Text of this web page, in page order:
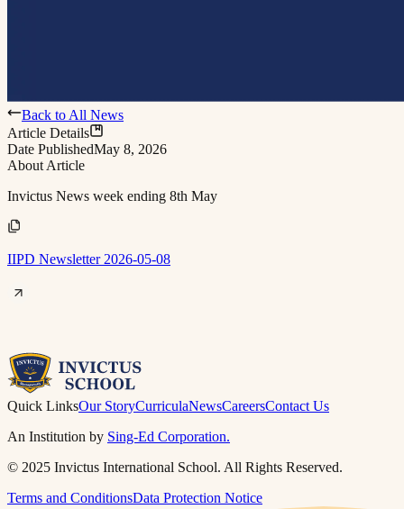
Back to All News
Article Details
Date PublishedMay 8, 2026
About Article
Invictus News week ending 8th May​​​​‌ ‍ ​‍​‍‌‍ ‌ ​‍‌‍‍‌‌‍‌ ‌‍‍‌‌‍ ‍​‍​‍​ ‍‍​‍​‍‌ ​ ‌‍​‌‌‍ ‍‌‍‍‌‌ ‌​‌ ‍‌​‍ ‍‌‍‍‌‌‍ ​‍​‍​‍ ​​‍​‍‌‍‍​‌ ​‍‌‍‌‌‌‍‌‍​‍​‍​ ‍‍​‍​‍​‍ ‌ ​ ‌ ‌​‌ ‌‌‌‍‌​‌‍‍‌‌‍ ​‍ ‌‍‍‌‌‍ ‍‌ ‌​‌‍‌‌‌‍ ‍‌ ‌​​‍ ‌‍‌‌‌‍‌​‌‍‍‌‌ ‌​​‍ ‌‍ ‌‌‍ ‌‍‌​‌‍‌‌​ ‌‌ ​​‌ ​‍‌‍‌‌‌ ​ ‌‍‌‌‌‍ ‍‌ ‌​‌‍​‌‌ ‌​‌‍‍‌‌‍ ‌‍ ‍​ ‍ ‌‍‍‌‌‍‌​​ ‌​ ​‌‌‍​‍​ ‌ ​ ​ ​ ‌​​ ‌‍​ ​​​ ‌​​‍ ‌​ ‌‌​ ‍‌‌‍‌‍​ ‍​​‍ ‌​ ‌​​ ‌‌​ ‍‌​ ‌ ​‍ ‌​ ‍​​ ‌​​ ​‌​ ‌​​‍ ‌‌‍‌‌‌‍‌​‌‍​‍​ ‌ ​ ​ ​ ‍‌‌‍‌‍​ ​‌​ ​‌​ ‌‌​ ‌ ​ ​‍​ ‍ ‌ ‌​‌ ‍‌‌ ​​‌‍‌‌​ ‌‌‍ ‍‌‍‌‌‌ ‌ ‌ ​ ​ ‍ ‌ ​​‌‍​‌‌ ‌​‌‍‍​​ ‌‌‍‌​‌‍‌‌‌ ​ ‌‍​ ‌ ​‍‌‍‍‌‌ ​​‌ ‌​‌‍‍‌‌‍ ‌‍ ‍​ ‌‍​‍‌‍​‌‌ ​ ‌‍‌‌‌‌‌‌‌ ​‍‌‍ ​​ ‌​‍‌‌​ ​‍‌​‌‍‌ ​ ‌ ‌​‌ ‌‌‌‍‌​‌‍‍‌‌‍ ​‍‌‍‌‍‍‌‌‍‌​​ ‌​ ​‌‌‍​‍​ ‌ ​ ​ ​ ‌​​ ‌‍​ ​​​ ‌​​‍ ‌​ ‌‌​ ‍‌‌‍‌‍​ ‍​​‍ ‌​ ‌​​ ‌‌​ ‍‌​ ‌ ​‍ ‌​ ‍​​ ‌​​ ​‌​ ‌​​‍ ‌‌‍‌‌‌‍‌​‌‍​‍​ ‌ ​ ​ ​ ‍‌‌‍‌‍​ ​‌​ ​‌​ ‌‌​ ‌ ​ ​‍​‍‌‍‌ ‌​‌ ‍‌‌ ​​‌‍‌‌​ ‌‌‍ ‍‌‍‌‌‌ ‌ ‌ ​ ​‍‌‍‌ ​​‌‍​‌‌ ‌​‌‍‍​​ ‌‌‍‌​‌‍‌‌‌ ​ ‌‍​ ‌ ​‍‌‍‍‌‌ ​​‌ ‌​‌‍‍‌‌‍ ‌‍ ‍​‍‌‍‌ ​​‌‍‌‌‌ ​‍‌ ​ ‌ ​​‌‍‌‌‌‍​ ‌ ‌​‌‍‍‌‌ ‌‍‌‍‌‌​ ‌‌ ​​‌ ‌‌‌‍​‍‌‍ ​‌‍‍‌‌ ​ ‌‍‍​‌‍‌‌‌‍‌​​‍​‍‌ ‌
IIPD Newsletter 2026-05-08​​​​‌ ‍ ​‍​‍‌‍ ‌ ​‍‌‍‍‌‌‍‌ ‌‍‍‌‌‍ ‍​‍​‍​ ‍‍​‍​‍‌ ​ ‌‍​‌‌‍ ‍‌‍‍‌‌ ‌​‌ ‍‌​‍ ‍‌‍‍‌‌‍ ​‍​‍​‍ ​​‍​‍‌‍‍​‌ ​‍‌‍‌‌‌‍‌‍​‍​‍​ ‍‍​‍​‍​‍ ‌ ​ ‌ ‌​‌ ‌‌‌‍‌​‌‍‍‌‌‍ ​‍ ‌‍‍‌‌‍ ‍‌ ‌​‌‍‌‌‌‍ ‍‌ ‌​​‍ ‌‍‌‌‌‍‌​‌‍‍‌‌ ‌​​‍ ‌‍ ‌‌‍ ‌‍‌​‌‍‌‌​ ‌‌ ​​‌ ​‍‌‍‌‌‌ ​ ‌‍‌‌‌‍ ‍‌ ‌​‌‍​‌‌ ‌​‌‍‍‌‌‍ ‌‍ ‍​ ‍ ‌‍‍‌‌‍‌​​ ‌​ ​‌‌‍​‍​ ‌ ​ ​ ​ ‌​​ ‌‍​ ​​​ ‌​​‍ ‌​ ‌‌​ ‍‌‌‍‌‍​ ‍​​‍ ‌​ ‌​​ ‌‌​ ‍‌​ ‌ ​‍ ‌​ ‍​​ ‌​​ ​‌​ ‌​​‍ ‌‌‍‌‌‌‍‌​‌‍​‍​ ‌ ​ ​ ​ ‍‌‌‍‌‍​ ​‌​ ​‌​ ‌‌​ ‌ ​ ​‍​ ‍ ‌ ‌​‌ ‍‌‌ ​​‌‍‌‌​ ‌‌‍ ‍‌‍‌‌‌ ‌ ‌ ​ ​ ‍ ‌ ​​‌‍​‌‌ ‌​‌‍‍​​ ‌‌‍​ ‌‍ ‌‍ ‍‌ ‌​‌‍‌‌‌‍ ‍‌ ‌​​‍‌‌​ ‌‌‌​​‍‌‌ ‌‍‍ ‌‍‌‌‌ ‍‌​‍‌‌​ ​ ‌​‌​​‍‌‌​ ​ ‌​‌​​‍‌‌​ ​‍​ ​‍​ ​​‌‍‌​‌‍​ ‌‍​‌‌‍​‍‌‍​ ‌‍​‌​ ‍​​ ‌ ‌‍‌​​ ‌ ​ ‍​​‍‌‌​ ​‍​ ​‍​‍‌‌​ ‌‌‌​‌​​‍ ‍‌ ‌​‌‍‌‌‌ ‍​‌ ‌​​ ‌‍​‍‌‍​‌‌ ​ ‌‍‌‌‌‌‌‌‌ ​‍‌‍ ​​ ‌​‍‌‌​ ​‍‌​‌‍‌ ​ ‌ ‌​‌ ‌‌‌‍‌​‌‍‍‌‌‍ ​‍‌‍‌‍‍‌‌‍‌​​ ‌​ ​‌‌‍​‍​ ‌ ​ ​ ​ ‌​​ ‌‍​ ​​​ ‌​​‍ ‌​ ‌‌​ ‍‌‌‍‌‍​ ‍​​‍ ‌​ ‌​​ ‌‌​ ‍‌​ ‌ ​‍ ‌​ ‍​​ ‌​​ ​‌​ ‌​​‍ ‌‌‍‌‌‌‍‌​‌‍​‍​ ‌ ​ ​ ​ ‍‌‌‍‌‍​ ​‌​ ​‌​ ‌‌​ ‌ ​ ​‍​‍‌‍‌ ‌​‌ ‍‌‌ ​​‌‍‌‌​ ‌‌‍ ‍‌‍‌‌‌ ‌ ‌ ​ ​‍‌‍‌ ​​‌‍​‌‌ ‌​‌‍‍​​ ‌‌‍​ ‌‍ ‌‍ ‍‌ ‌​‌‍‌‌‌‍ ‍‌ ‌​​‍‌‌​ ‌‌‌​​‍‌‌ ‌‍‍ ‌‍‌‌‌ ‍‌​‍‌‌​ ​ ‌​‌​​‍‌‌​ ​ ‌​‌​​‍‌‌​ ​‍​ ​‍​ ​​‌‍‌​‌‍​ ‌‍​‌‌‍​‍‌‍​ ‌‍​‌​ ‍​​ ‌ ‌‍‌​​ ‌ ​ ‍​​‍‌‌​ ​‍​ ​‍​‍‌‌​ ‌‌‌​‌​​‍ ‍‌ ‌​‌‍‌‌‌ ‍​‌ ‌​​‍‌‍‌ ​​‌‍‌‌‌ ​‍‌ ​ ‌ ​​‌‍‌‌‌‍​ ‌ ‌​‌‍‍‌‌ ‌‍‌‍‌‌​ ‌‌ ​​‌ ‌‌‌‍​‍‌‍ ​‌‍‍‌‌ ​ ‌‍‍​‌‍‌‌‌‍‌​​‍​‍‌ ‌
Quick LinksOur StoryCurriculaNewsCareersContact Us
An Institution by Sing-Ed Corporation.
© 2025 Invictus International School. All Rights Reserved.
Terms and ConditionsData Protection Notice